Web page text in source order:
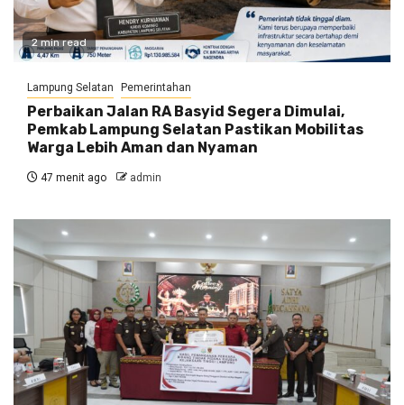
2 min read
Lampung Selatan Pemerintahan
Perbaikan Jalan RA Basyid Segera Dimulai,
Pemkab Lampung Selatan Pastikan Mobilitas
Warga Lebih Aman dan Nyaman
47 menit ago admin